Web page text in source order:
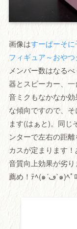
画像はすーぱーそ
フィギュア～おやつ
メンバー数はなる
器とスピーカー、
音ミクもなかなか
な傾向ですので、
ます(はぁと)。同じ
ンターで左右の距
カスが定まります
音質向上効果が劣
薦め！ﾃﾍ(๑´ڡ`๑)ﾍﾟﾛ